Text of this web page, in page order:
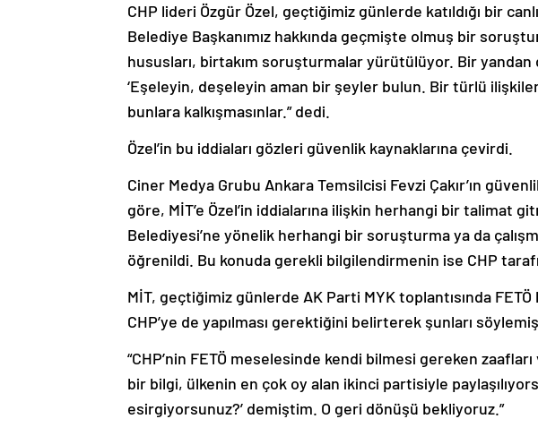
CHP lideri Özgür Özel, geçtiğimiz günlerde katıldığı bir
Belediye Başkanımız hakkında geçmişte olmuş bir
hususları, birtakım soruşturmalar yürütülüyor. Bir yandan
‘Eşeleyin, deşeleyin aman bir şeyler bulun. Bir türlü
bunlara kalkışmasınlar.” dedi.
Özel’in bu iddiaları gözleri güvenlik kaynaklarına çevirdi.
Ciner Medya Grubu Ankara Temsilcisi Fevzi Çakır’ın
göre, MİT’e Özel’in iddialarına ilişkin herhangi bir talimat
Belediyesi’ne yönelik herhangi bir soruşturma ya da
öğrenildi. Bu konuda gerekli bilgilendirmenin ise CHP
MİT, geçtiğimiz günlerde AK Parti MYK toplantısında
CHP’ye de yapılması gerektiğini belirterek şunları
“CHP’nin FETÖ meselesinde kendi bilmesi gereken
bir bilgi, ülkenin en çok oy alan ikinci partisiyle
esirgiyorsunuz?’ demiştim. O geri dönüşü bekliyoruz.”